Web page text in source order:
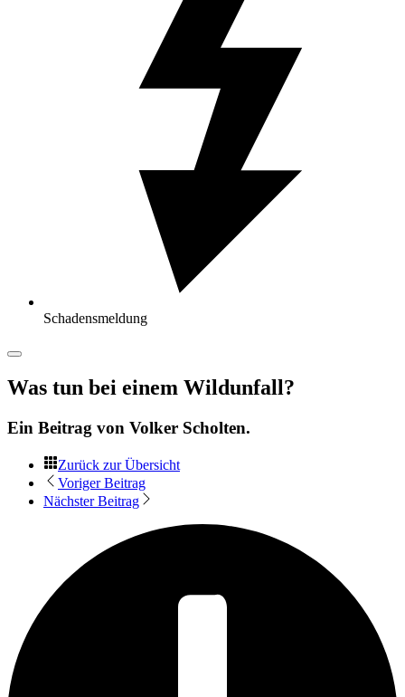
Schadensmeldung
Was tun bei einem Wildunfall?
Ein Beitrag von Volker Scholten.
Zurück zur Übersicht
Voriger Beitrag
Nächster Beitrag